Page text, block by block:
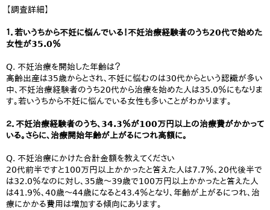
【調査詳細】
１．若いうちから不妊に悩んでいる！不妊治療経験者のうち20代で始めた
女性が35.0％
Q. 不妊治療を開始した年齢は？
高齢出産は35歳からとされ、不妊に悩むのは30代からという認識が多い
中、不妊治療経験者のうち20代から治療を始めた人は35.0％にもなりま
す。若いうちから不妊に悩んでいる女性も多いことがわかります。
２．不妊治療経験者のうち、34.3％が100万円以上の治療費がかかって
いる。さらに、治療開始年齢が上がるにつれ高額に。
Q. 不妊治療にかけた合計金額を教えてください
20代前半ですと100万円以上かかったと答えた人は7.7％、20代後半で
は32.0％なのに対し、35歳～39歳で100万円以上かかったと答えた人
は41.9％、40歳～44歳になると43.4％となり、年齢が上がるにつれ、治
療にかかる費用は増加する傾向にあります。